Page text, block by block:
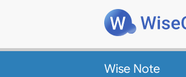
Wise Note